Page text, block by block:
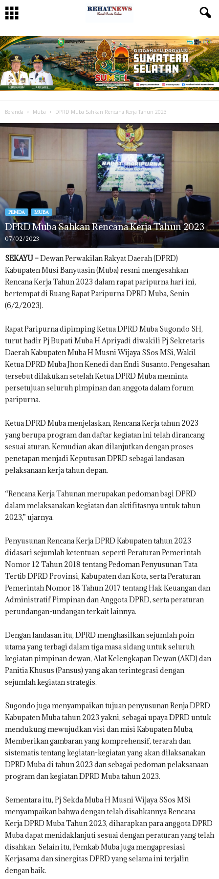
Beranda Muba DPRD Muba Sahkan Rencana Kerja Tahun 2023
PEMDA MUBA
DPRD Muba Sahkan Rencana Kerja Tahun 2023
07/02/2023
SEKAYU –Dewan Perwakilan Rakyat Daerah (DPRD)
Kabupaten Musi Banyuasin (Muba) resmi mengesahkan
Rencana Kerja Tahun 2023 dalam rapat paripurna hari ini,
bertempat di Ruang Rapat Paripurna DPRD Muba, Senin
(6/2/2023).
Rapat Paripurna dipimping Ketua DPRD Muba Sugondo SH,
turut hadir Pj Bupati Muba H Apriyadi diwakili Pj Sekretaris
Daerah Kabupaten Muba H Musni Wijaya SSos MSi, Wakil
Ketua DPRD Muba Jhon Kenedi dan Endi Susanto. Pengesahan
tersebut dilakukan setelah Ketua DPRD Muba meminta
persetujuan seluruh pimpinan dan anggota dalam forum
paripurna.
Ketua DPRD Muba menjelaskan, Rencana Kerja tahun 2023
yang berupa program dan daftar kegiatan ini telah dirancang
sesuai aturan. Kemudian akan dilanjutkan dengan proses
penetapan menjadi Keputusan DPRD sebagai landasan
pelaksanaan kerja tahun depan.
“Rencana Kerja Tahunan merupakan pedoman bagi DPRD
dalam melaksanakan kegiatan dan aktifitasnya untuk tahun
2023,” ujarnya.
Penyusunan Rencana Kerja DPRD Kabupaten tahun 2023
didasari sejumlah ketentuan, seperti Peraturan Pemerintah
Nomor 12 Tahun 2018 tentang Pedoman Penyusunan Tata
Tertib DPRD Provinsi, Kabupaten dan Kota, serta Peraturan
Pemerintah Nomor 18 Tahun 2017 tentang Hak Keuangan dan
Administratif Pimpinan dan Anggota DPRD, serta peraturan
perundangan-undangan terkait lainnya.
Dengan landasan itu, DPRD menghasilkan sejumlah poin
utama yang terbagi dalam tiga masa sidang untuk seluruh
kegiatan pimpinan dewan, Alat Kelengkapan Dewan (AKD) dan
Panitia Khusus (Pansus) yang akan terintegrasi dengan
sejumlah kegiatan strategis.
Sugondo juga menyampaikan tujuan penyusunan Renja DPRD
Kabupaten Muba tahun 2023 yakni, sebagai upaya DPRD untuk
mendukung mewujudkan visi dan misi Kabupaten Muba,
Memberikan gambaran yang komprehensif, terarah dan
sistematis tentang kegiatan-kegiatan yang akan dilaksanakan
DPRD Muba di tahun 2023 dan sebagai pedoman pelaksanaan
program dan kegiatan DPRD Muba tahun 2023.
Sementara itu, Pj Sekda Muba H Musni Wijaya SSos MSi
menyampaikan bahwa dengan telah disahkannya Rencana
Kerja DPRD Muba Tahun 2023, diharapkan para anggota DPRD
Muba dapat menidaklanjuti sesuai dengan peraturan yang telah
disahkan. Selain itu, Pemkab Muba juga mengapresiasi
Kerjasama dan sinergitas DPRD yang selama ini terjalin
dengan baik.